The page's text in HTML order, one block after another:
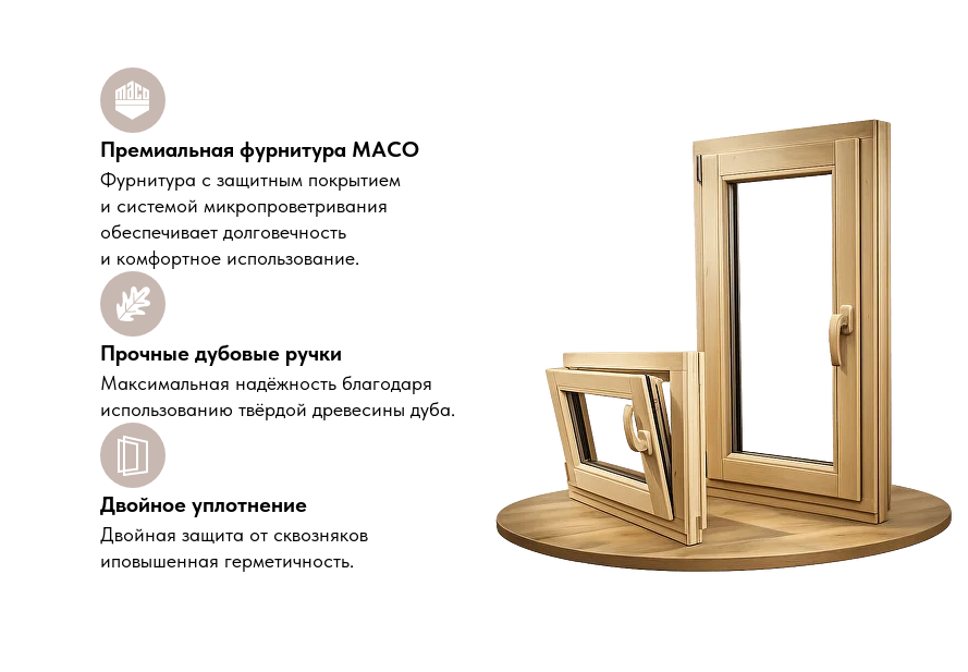
Премиальная фурнитура MACO
Фурнитура с защитным покрытием
и системой микропроветривания
обеспечивает долговечность
и комфортное использование.
Прочные дубовые ручки
Максимальная надёжность благодаря
использованию твёрдой древесины дуба.
Двойное уплотнение
Двойная защита от сквозняков
иповышенная герметичность.